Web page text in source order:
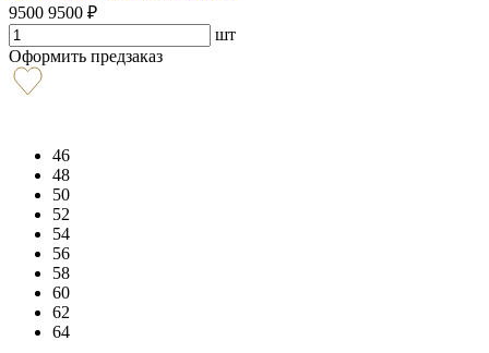
9500 9500 ₽
шт
Оформить предзаказ
46
48
50
52
54
56
58
60
62
64